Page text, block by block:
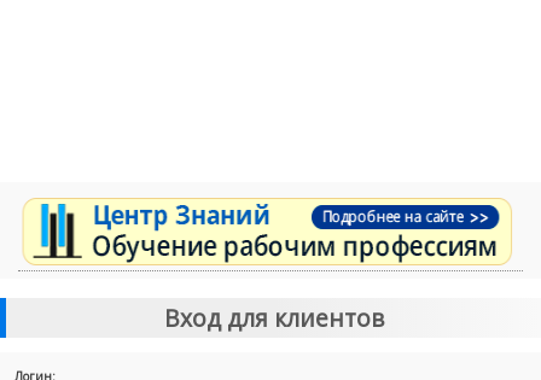
Вход для клиентов
Логин: